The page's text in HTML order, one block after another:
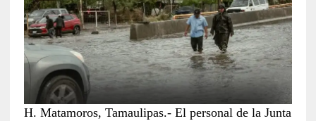
H. Matamoros, Tamaulipas.- El personal de la Junta